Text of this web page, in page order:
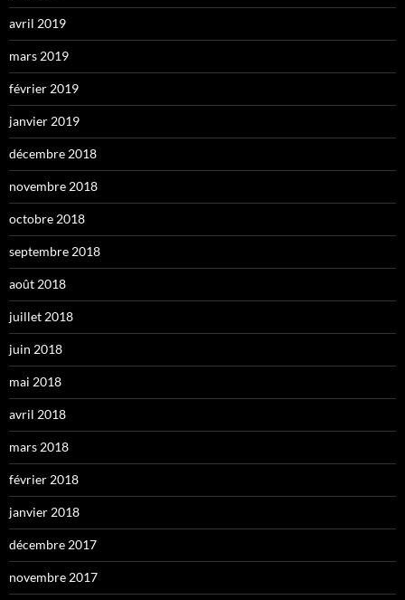
avril 2019
mars 2019
février 2019
janvier 2019
décembre 2018
novembre 2018
octobre 2018
septembre 2018
août 2018
juillet 2018
juin 2018
mai 2018
avril 2018
mars 2018
février 2018
janvier 2018
décembre 2017
novembre 2017